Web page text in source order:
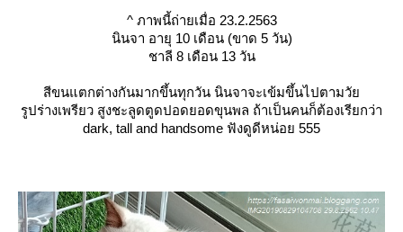
^ภาพนี้ถ่ายเมื่อ 23.2.2563
นินจา อายุ 10 เดือน (ขาด 5 วัน)
ชาลี 8 เดือน 13 วัน
สีขนแตกต่างกันมากขึ้นทุกวัน นินจาจะเข้มขึ้นไปตามวั
รูปร่างเพรียว สูงชะลูดตูดปอดยอดขุนพล ถ้าเป็นคนก็ต้องเรียกว่า
dark, tall and handsome ฟังดูดีหน่อย 555